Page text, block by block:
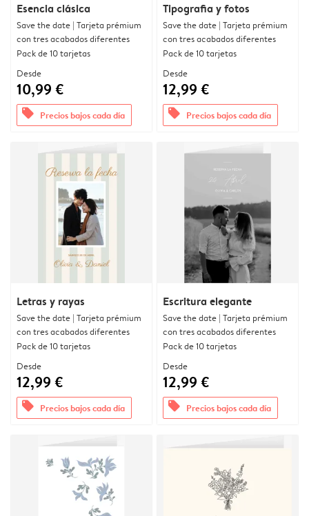
Esencia clásica
Save the date | Tarjeta prémium
con tres acabados diferentes
Pack de 10 tarjetas
Desde
10,99 €
offers Precios bajos cada día
Tipografia y fotos
Save the date | Tarjeta prémium
con tres acabados diferentes
Pack de 10 tarjetas
Desde
12,99 €
offers Precios bajos cada día
Letras y rayas
Save the date | Tarjeta prémium
con tres acabados diferentes
Pack de 10 tarjetas
Desde
12,99 €
offers Precios bajos cada día
Escritura elegante
Save the date | Tarjeta prémium
con tres acabados diferentes
Pack de 10 tarjetas
Desde
12,99 €
offers Precios bajos cada día